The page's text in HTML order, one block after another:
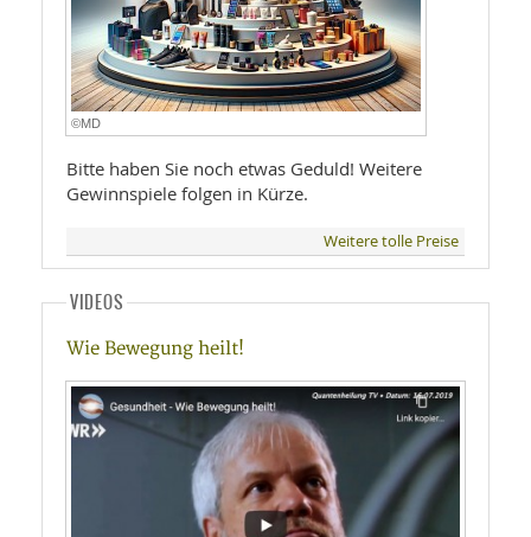
©MD
Bitte haben Sie noch etwas Geduld! Weitere
Gewinnspiele folgen in Kürze.
Weitere tolle Preise
VIDEOS
Wie Bewegung heilt!